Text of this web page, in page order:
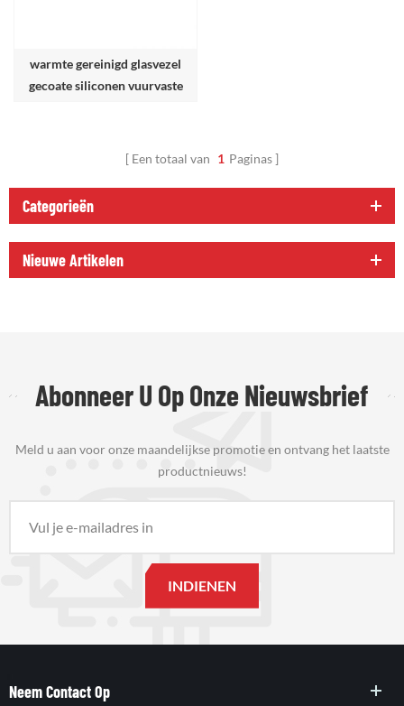
warmte gereinigd glasvezel
gecoate siliconen vuurvaste
Een totaal van 1 Paginas
Categorieën
Nieuwe Artikelen
Abonneer U Op Onze Nieuwsbrief
Meld u aan voor onze maandelijkse promotie en ontvang het laatste
productnieuws!
Neem Contact Op